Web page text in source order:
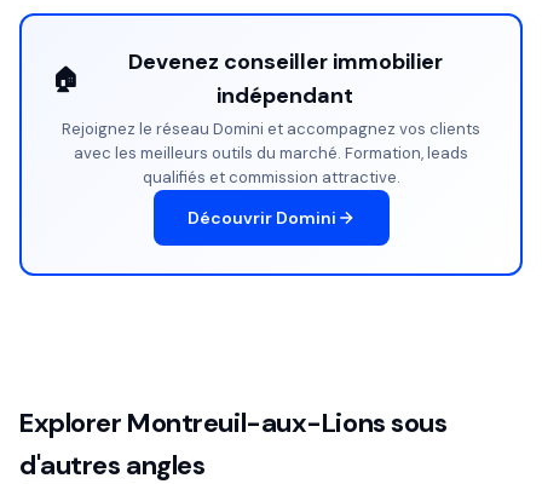
🏠
Devenez conseiller immobilier
indépendant
Rejoignez le réseau Domini et accompagnez vos clients
avec les meilleurs outils du marché. Formation, leads
qualifiés et commission attractive.
Découvrir Domini
Explorer Montreuil-aux-Lions sous
d'autres angles